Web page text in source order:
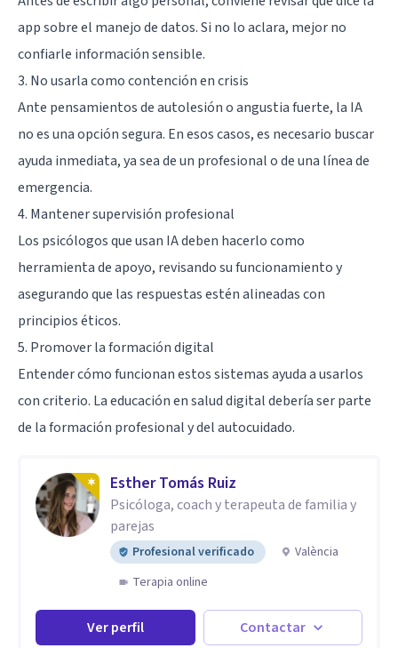
app sobre el manejo de datos. Si no lo aclara, mejor no
confiarle información sensible.
3. No usarla como contención en crisis
Ante pensamientos de autolesión o angustia fuerte, la IA
no es una opción segura. En esos casos, es necesario buscar
ayuda inmediata, ya sea de un profesional o de una línea de
emergencia.
4. Mantener supervisión profesional
Los psicólogos que usan IA deben hacerlo como
herramienta de apoyo, revisando su funcionamiento y
asegurando que las respuestas estén alineadas con
principios éticos.
5. Promover la formación digital
Entender cómo funcionan estos sistemas ayuda a usarlos
con criterio. La educación en salud digital debería ser parte
de la formación profesional y del autocuidado.
Esther Tomás Ruiz
Psicóloga, coach y terapeuta de familia y
parejas
Profesional verificado
València
Terapia online
Ver perfil Contactar